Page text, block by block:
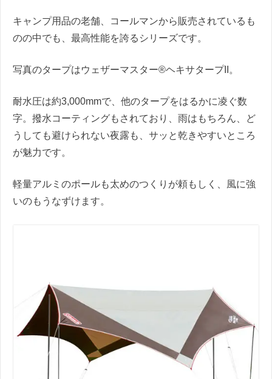
キャンプ用品の老舗、コールマンから販売されているも
のの中でも、最高性能を誇るシリーズです。
写真のタープはウェザーマスター®ヘキサタープII。
耐水圧は約3,000mmで、他のタープをはるかに凌ぐ数
字。撥水コーティングもされており、雨はもちろん、ど
うしても避けられない夜露も、サッと乾きやすいところ
が魅力です。
軽量アルミのポールも太めのつくりが頼もしく、風に強
いのもうなずけます。